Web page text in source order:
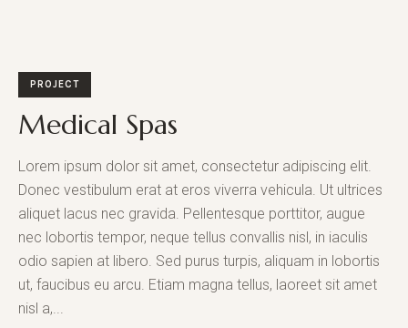
PROJECT
Medical Spas
Lorem ipsum dolor sit amet, consectetur adipiscing elit.
Donec vestibulum erat at eros viverra vehicula. Ut ultrices
aliquet lacus nec gravida. Pellentesque porttitor, augue
nec lobortis tempor, neque tellus convallis nisl, in iaculis
odio sapien at libero. Sed purus turpis, aliquam in lobortis
ut, faucibus eu arcu. Etiam magna tellus, laoreet sit amet
nisl a,...